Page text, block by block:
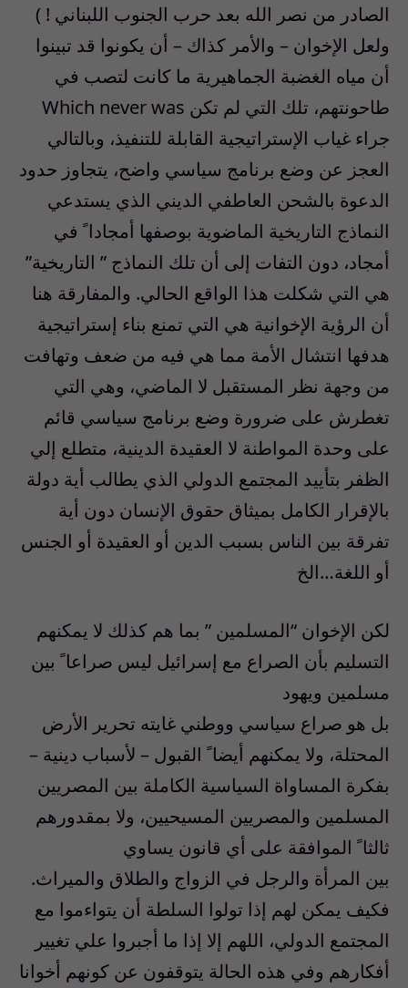
الصادر من نصر الله بعد حرب الجنوب اللبناني ! )
ولعل الإخوان – والأمر كذاك – أن يكونوا قد تبينوا
أن مياه الغضبة الجماهيرية ما كانت لتصب في
طاحونتهم، تلك التي لم تكن Which never was
جراء غياب الإستراتيجية القابلة للتنفيذ، وبالتالي
العجز عن وضع برنامج سياسي واضح، يتجاوز حدود
الدعوة بالشحن العاطفي الديني الذي يستدعي
النماذج التاريخية الماضوية بوصفها أمجادا ً في
أمجاد، دون التفات إلى أن تلك النماذج ” التاريخية”
هي التي شكلت هذا الواقع الحالي. والمفارقة هنا
أن الرؤية الإخوانية هي التي تمنع بناء إستراتيجية
هدفها انتشال الأمة مما هي فيه من ضعف وتهافت
من وجهة نظر المستقبل لا الماضي، وهي التي
تغطرش على ضرورة وضع برنامج سياسي قائم
على وحدة المواطنة لا العقيدة الدينية، متطلع إلي
الظفر بتأييد المجتمع الدولي الذي يطالب أية دولة
بالإقرار الكامل بميثاق حقوق الإنسان دون أية
تفرقة بين الناس بسبب الدين أو العقيدة أو الجنس
أو اللغة…الخ
لكن الإخوان “المسلمين ” بما هم كذلك لا يمكنهم
التسليم بأن الصراع مع إسرائيل ليس صراعا ً بين
مسلمين ويهود
بل هو صراع سياسي ووطني غايته تحرير الأرض
المحتلة، ولا يمكنهم أيضا ً القبول – لأسباب دينية –
بفكرة المساواة السياسية الكاملة بين المصريين
المسلمين والمصريين المسيحيين، ولا بمقدورهم
ثالثا ً الموافقة على أي قانون يساوي
بين المرأة والرجل في الزواج والطلاق والميراث.
فكيف يمكن لهم إذا تولوا السلطة أن يتواءموا مع
المجتمع الدولي، اللهم إلا إذا ما أجبروا علي تغيير
أفكارهم وفي هذه الحالة يتوقفون عن كونهم أخوانا